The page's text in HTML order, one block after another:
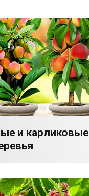
и карликовые